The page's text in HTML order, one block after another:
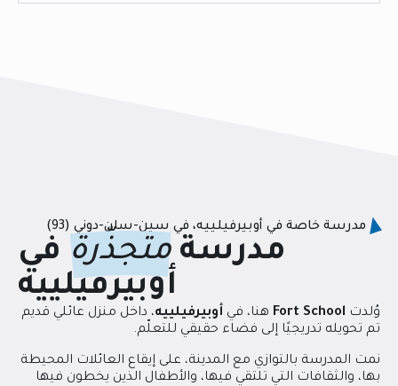
مدرسة خاصة في أوبيرفيلييه، في سين-سان-دوني (93)
مدرسة متجذّرة في
أوبيرفيلييه
وُلدت Fort School هنا، في أوبيرفيلييه، داخل منزل عائلي قديم
تم تحويله تدريجيًا إلى فضاء حقيقي للتعلّم.
نمت المدرسة بالتوازي مع المدينة، على إيقاع العائلات المحيطة
بها، والثقافات التي تلتقي فيها، والأطفال الذين يخطون فيها